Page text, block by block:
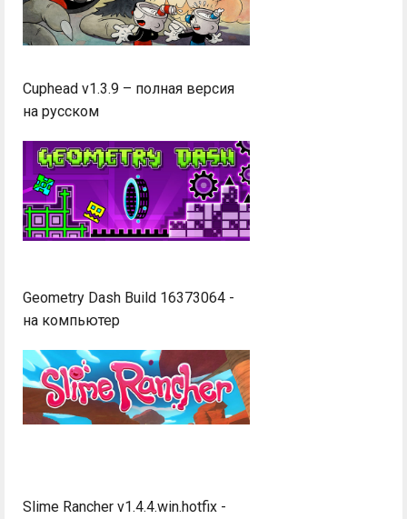
Cuphead v1.3.9 – полная версия
на русском
Geometry Dash Build 16373064 -
на компьютер
Slime Rancher v1.4.4.win.hotfix -